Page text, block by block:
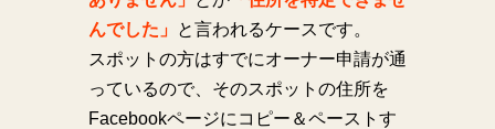
んでした」 と言われるケースです。
スポットの方はすでにオーナー申請が通
っているので、そのスポットの住所を
Facebookページにコピー＆ペーストす